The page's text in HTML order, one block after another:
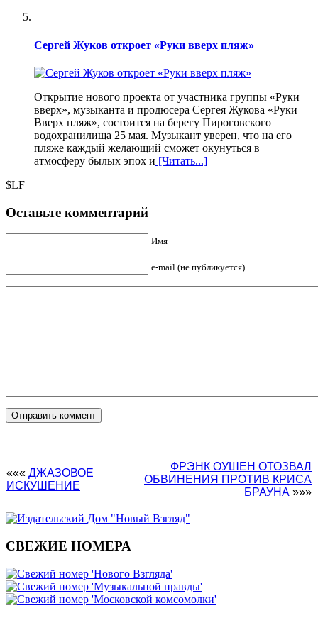
Сергей Жуков откроет «Руки вверх пляж»
Открытие нового проекта от участника группы «Руки
вверх», музыканта и продюсера Сергея Жукова «Руки
Вверх пляж», состоится на берегу Пироговского
водохранилища 25 мая. Музыкант уверен, что на его
пляже каждый желающий сможет окунуться в
атмосферу былых эпох и [Читать...]
$LF
Оставьте комментарий
Имя
e-mail (не публикуется)
««« ДЖАЗОВОЕ
ИСКУШЕНИЕ
ФРЭНК ОУШЕН ОТОЗВАЛ
ОБВИНЕНИЯ ПРОТИВ КРИСА
БРАУНА »»»
СВЕЖИЕ НОМЕРА